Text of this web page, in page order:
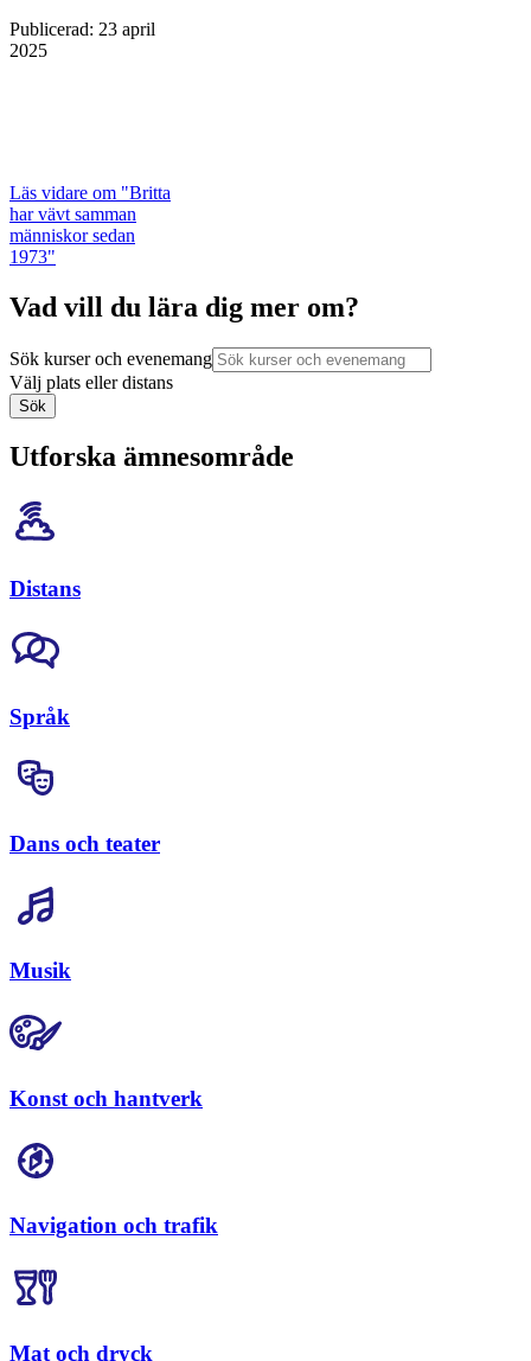
Publicerad: 23 april
2025
Läs vidare om "Britta
har vävt samman
människor sedan
1973"
Vad vill du lära dig mer om?
Sök kurser och evenemang
Välj plats eller distans
Sök
Utforska ämnesområde
Distans
Språk
Dans och teater
Musik
Konst och hantverk
Navigation och trafik
Mat och dryck